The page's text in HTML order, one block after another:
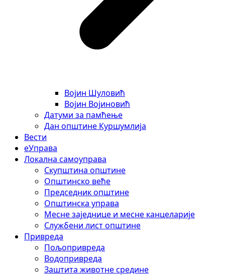
Војин Шуловић
Војин Војиновић
Датуми за памћење
Дан општине Куршумлија
Вести
еУправа
Локална самоуправа
Скупштина општине
Општинско веће
Председник општине
Општинска управа
Месне заједнице и месне канцеларије
Службени лист општине
Привреда
Пољопривреда
Водопривреда
Заштита животне средине